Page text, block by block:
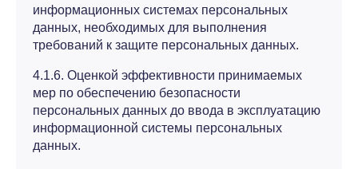
информационных системах персональных
данных, необходимых для выполнения
требований к защите персональных данных.
4.1.6. Оценкой эффективности принимаемых
мер по обеспечению безопасности
персональных данных до ввода в эксплуатацию
информационной системы персональных
данных.